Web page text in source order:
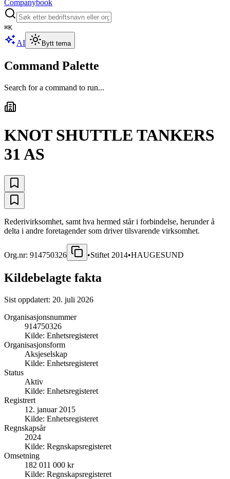
Companybook
⌘K
AI Bytt tema
Command Palette
Search for a command to run...
KNOT SHUTTLE TANKERS
31 AS
Rederivirksomhet, samt hva hermed står i forbindelse, herunder å
delta i andre foretagender som driver tilsvarende virksomhet.
Org.nr: 914750326 •Stiftet 2014•HAUGESUND
Kildebelagte fakta
Sist oppdatert: 20. juli 2026
Organisasjonsnummer
914750326
Kilde: Enhetsregisteret
Organisasjonsform
Aksjeselskap
Kilde: Enhetsregisteret
Status
Aktiv
Kilde: Enhetsregisteret
Registrert
12. januar 2015
Kilde: Enhetsregisteret
Regnskapsår
2024
Kilde: Regnskapsregisteret
Omsetning
182 011 000 kr
Kilde: Regnskapsregisteret